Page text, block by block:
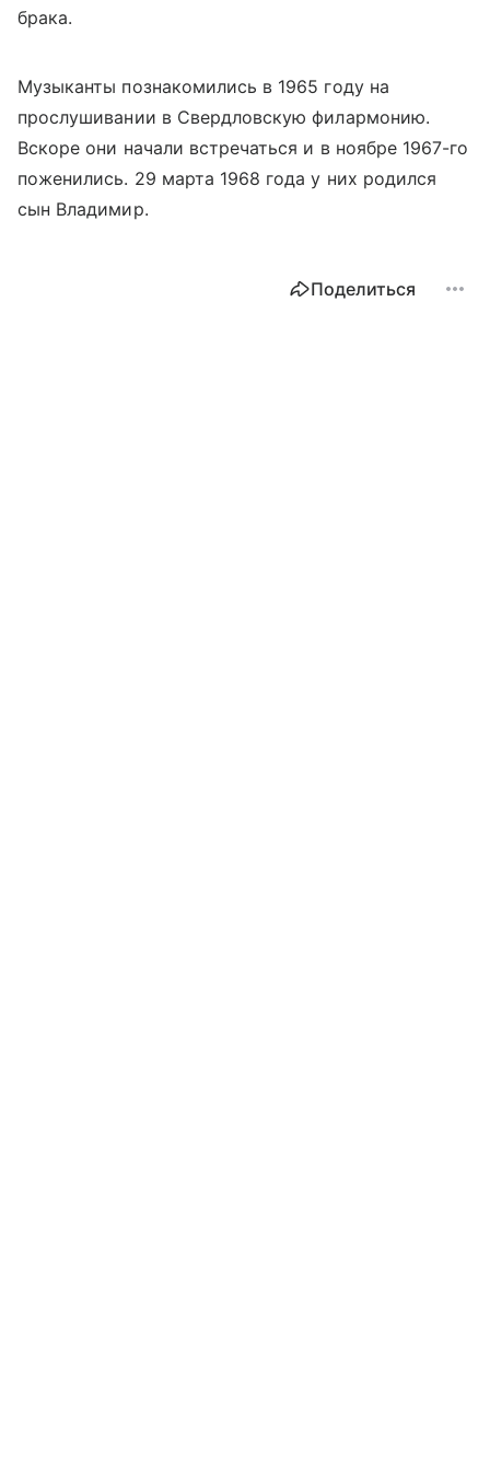
брака.
Музыканты познакомились в 1965 году на
прослушивании в Свердловскую филармонию.
Вскоре они начали встречаться и в ноябре 1967-го
поженились. 29 марта 1968 года у них родился
сын Владимир.
Поделиться